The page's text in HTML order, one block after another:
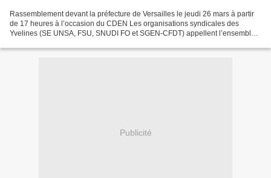
Rassemblement devant la préfecture de Versailles le jeudi 26 mars à partir
de 17 heures à l’occasion du CDEN Les organisations syndicales des
Yvelines (SE UNSA, FSU, SNUDI FO et SGEN-CFDT) appellent l’ensemble
Publicité